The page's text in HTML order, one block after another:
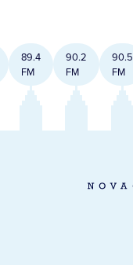
89.4
FM
90.2
FM
90.5
FM